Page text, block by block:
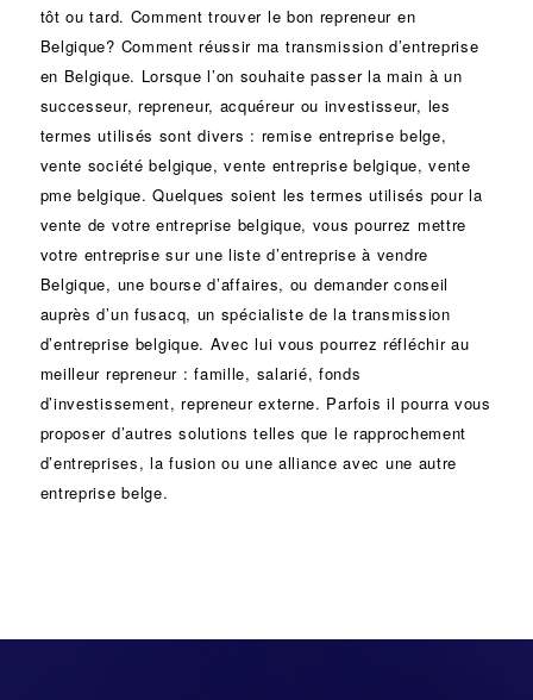
tôt ou tard. Comment trouver le bon repreneur en
Belgique? Comment réussir ma transmission d’entreprise
en Belgique. Lorsque l’on souhaite passer la main à un
successeur, repreneur, acquéreur ou investisseur, les
termes utilisés sont divers : remise entreprise belge,
vente société belgique, vente entreprise belgique, vente
pme belgique. Quelques soient les termes utilisés pour la
vente de votre entreprise belgique, vous pourrez mettre
votre entreprise sur une liste d’entreprise à vendre
Belgique, unebourse d’affaires, ou demander conseil
auprès d’un fusacq, un spécialiste de latransmission
d’entreprise belgique. Avec lui vous pourrez réfléchir au
meilleur repreneur :famille, salarié, fonds
d’investissement, repreneur externe. Parfois il pourra vous
proposer d’autres solutions telles que le rapprochement
d’entreprises, lafusion ou unealliance avec une autre
entreprise belge.